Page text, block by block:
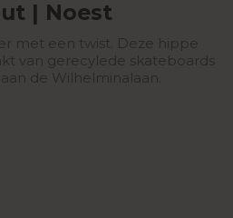
| Noest
met een twist. Deze hippe
van gerecylede skateboards
de Wilhelminalaan.